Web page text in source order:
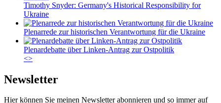
Timothy Snyder: Germany's Historical Responsibility for
Ukraine
Plenarrede zur historischen Verantwortung für die Ukraine
Plenardebatte über Linken-Antrag zur Ostpolitik
<>
Newsletter
Hier können Sie meinen Newsletter abonnieren und so immer auf